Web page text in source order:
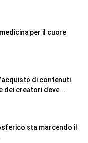
per il cuore
di contenuti
dei creatori deve...
sta marcendo il